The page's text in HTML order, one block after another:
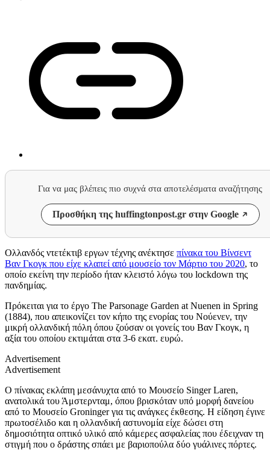
Για να μας βλέπεις πιο συχνά στα αποτελέσματα αναζήτησης
Προσθήκη της huffingtonpost.gr στην Google
Ολλανδός ντετέκτιβ εργων τέχνης ανέκτησε πίνακα του Βίνσεντ
Βαν Γκογκ που είχε κλαπεί από μουσείο τον Μάρτιο του 2020, το
οποίο εκείνη την περίοδο ήταν κλειστό λόγω του lockdown της
πανδημίας.
Πρόκειται για το έργο The Parsonage Garden at Nuenen in Spring
(1884), που απεικονίζει τον κήπο της ενορίας του Νούενεν, την
μικρή ολλανδική πόλη όπου ζούσαν οι γονείς του Βαν Γκογκ, η
αξία του οποίου εκτιμάται στα 3-6 εκατ. ευρώ.
Advertisement
Advertisement
Ο πίνακας εκλάπη μεσάνυχτα από το Μουσείο Singer Laren,
ανατολικά του Άμστερνταμ, όπου βρισκόταν υπό μορφή δανείου
από το Μουσείο Groninger για τις ανάγκες έκθεσης. Η είδηση έγινε
πρωτοσέλιδο και η ολλανδική αστυνομία είχε δώσει στη
δημοσιότητα οπτικό υλικό από κάμερες ασφαλείας που έδειχναν τη
στιγμή που ο δράστης σπάει με βαριοπούλα δύο γυάλινες πόρτες.